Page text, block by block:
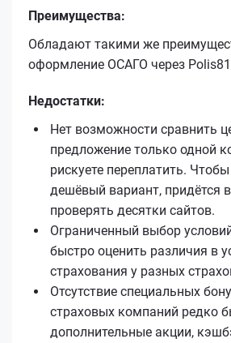
Преимущества:
Обладают такими же
оформление ОСАГО через
Недостатки:
Нет возможности сравнить
предложение только одной
рискуете переплатить.
дешёвый вариант, придётся
проверять десятки сайтов.
Ограниченный выбор
быстро оценить различия в
страхования у разных
Отсутствие специальных
страховых компаний редко
дополнительные акции,